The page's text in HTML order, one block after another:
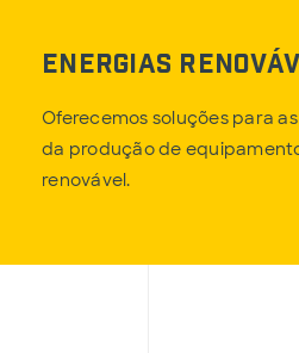
Energias
Oferecemos soluções para
da produção de
renovável.